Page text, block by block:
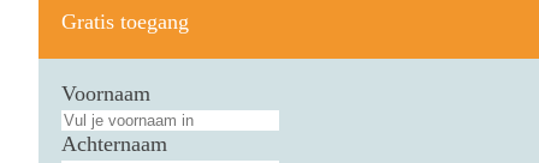
Gratis toegang
Voornaam
Achternaam